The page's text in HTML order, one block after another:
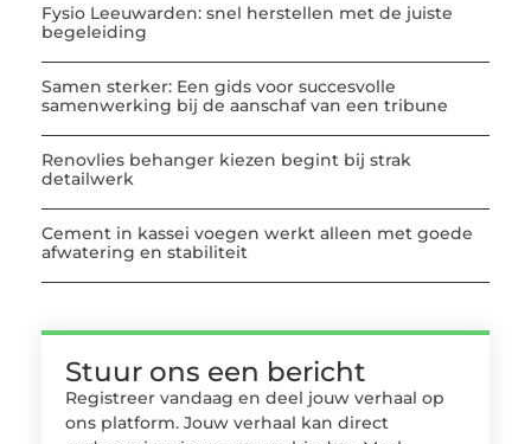
Fysio Leeuwarden: snel herstellen met de juiste
begeleiding
Samen sterker: Een gids voor succesvolle
samenwerking bij de aanschaf van een tribune
Renovlies behanger kiezen begint bij strak
detailwerk
Cement in kassei voegen werkt alleen met goede
afwatering en stabiliteit
Stuur ons een bericht
Registreer vandaag en deel jouw verhaal op
ons platform. Jouw verhaal kan direct